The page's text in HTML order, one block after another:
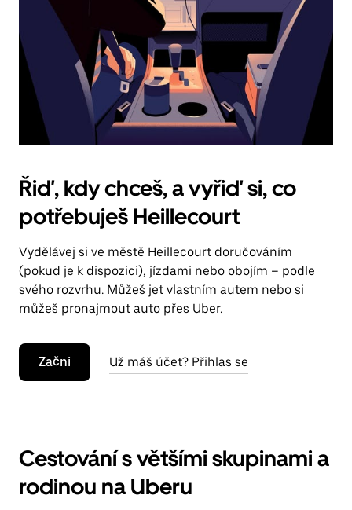
Řiď, kdy chceš, a vyřiď si, co
potřebuješ Heillecourt
Vydělávej si ve městě Heillecourt doručováním
(pokud je k dispozici), jízdami nebo obojím – podle
svého rozvrhu. Můžeš jet vlastním autem nebo si
můžeš pronajmout auto přes Uber.
Začni Už máš účet? Přihlas se
Cestování s většími skupinami a
rodinou na Uberu